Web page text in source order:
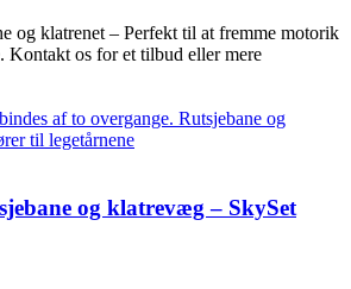
og klatrenet – Perfekt til at fremme motorik
Kontakt os for et tilbud eller mere
og klatrevæg – SkySet